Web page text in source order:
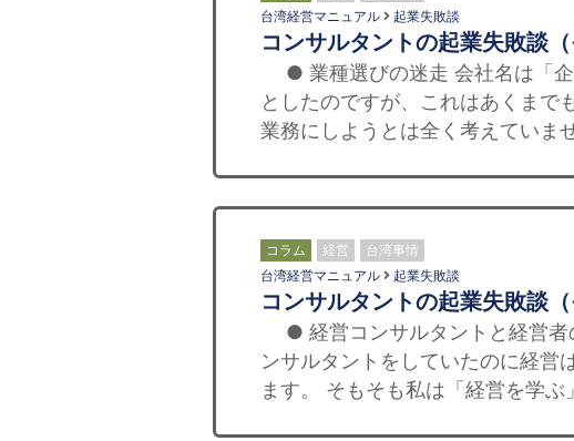
台湾経営マニュアル 起業失敗談
コンサルタントの起業失敗談（
● 業種選びの迷走 会社名は「企
としたのですが、これはあくまで
業務にしようとは全く考えていま
コラム 経営 台湾事情
台湾経営マニュアル 起業失敗談
コンサルタントの起業失敗談（
● 経営コンサルタントと経営者
ンサルタントをしていたのに経営
ます。 そもそも私は「経営を学